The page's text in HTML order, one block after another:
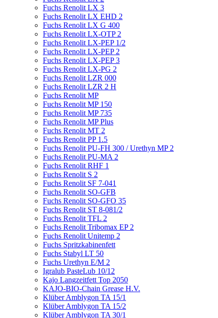
Fuchs Renolit LX 3
Fuchs Renolit LX EHD 2
Fuchs Renolit LX G 400
Fuchs Renolit LX-OTP 2
Fuchs Renolit LX-PEP 1/2
Fuchs Renolit LX-PEP 2
Fuchs Renolit LX-PEP 3
Fuchs Renolit LX-PG 2
Fuchs Renolit LZR 000
Fuchs Renolit LZR 2 H
Fuchs Renolit MP
Fuchs Renolit MP 150
Fuchs Renolit MP 735
Fuchs Renolit MP Plus
Fuchs Renolit MT 2
Fuchs Renolit PP 1.5
Fuchs Renolit PU-FH 300 / Urethyn MP 2
Fuchs Renolit PU-MA 2
Fuchs Renolit RHF 1
Fuchs Renolit S 2
Fuchs Renolit SF 7-041
Fuchs Renolit SO-GFB
Fuchs Renolit SO-GFO 35
Fuchs Renolit ST 8-081/2
Fuchs Renolit TFL 2
Fuchs Renolit Tribomax EP 2
Fuchs Renolit Unitemp 2
Fuchs Spritzkabinenfett
Fuchs Stabyl LT 50
Fuchs Urethyn E/M 2
Igralub PasteLub 10/12
Kajo Langzeitfett Top 2050
KAJO-BIO-Chain Grease H.V.
Klüber Amblygon TA 15/1
Klüber Amblygon TA 15/2
Klüber Amblygon TA 30/1